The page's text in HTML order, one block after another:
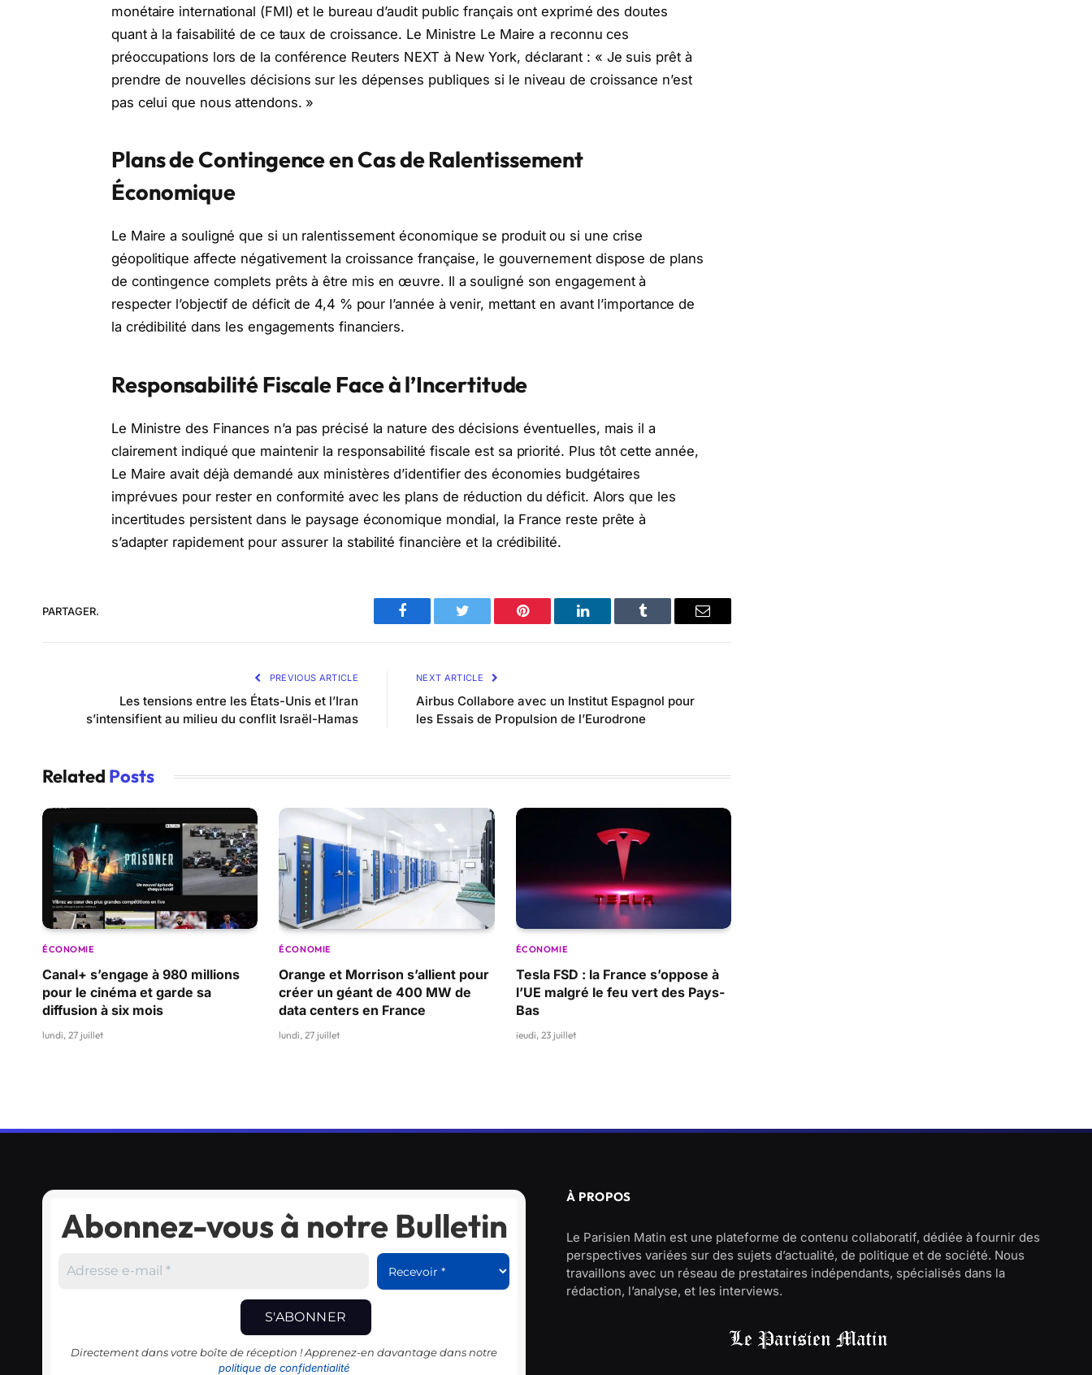
monétaire international (FMI) et le bureau d’audit public français ont exprimé des doutes
quant à la faisabilité de ce taux de croissance. Le Ministre Le Maire a reconnu ces
préoccupations lors de la conférence Reuters NEXT à New York, déclarant : « Je suis prêt à
prendre de nouvelles décisions sur les dépenses publiques si le niveau de croissance n’est
pas celui que nous attendons. »
Plans de Contingence en Cas de Ralentissement
Économique
Le Maire a souligné que si un ralentissement économique se produit ou si une crise
géopolitique affecte négativement la croissance française, le gouvernement dispose de plans
de contingence complets prêts à être mis en œuvre. Il a souligné son engagement à
respecter l’objectif de déficit de 4,4 % pour l’année à venir, mettant en avant l’importance de
la crédibilité dans les engagements financiers.
Responsabilité Fiscale Face à l’Incertitude
Le Ministre des Finances n’a pas précisé la nature des décisions éventuelles, mais il a
clairement indiqué que maintenir la responsabilité fiscale est sa priorité. Plus tôt cette année,
Le Maire avait déjà demandé aux ministères d’identifier des économies budgétaires
imprévues pour rester en conformité avec les plans de réduction du déficit. Alors que les
incertitudes persistent dans le paysage économique mondial, la France reste prête à
s’adapter rapidement pour assurer la stabilité financière et la crédibilité.
PARTAGER.
Facebook Twitter Pinterest LinkedIn Tumblr Email
PREVIOUS ARTICLE
Les tensions entre les États-Unis et l’Iran
s’intensifient au milieu du conflit Israël-Hamas
NEXT ARTICLE
Airbus Collabore avec un Institut Espagnol pour
les Essais de Propulsion de l’Eurodrone
Related Posts
ÉCONOMIE
Canal+ s’engage à 980 millions
pour le cinéma et garde sa
diffusion à six mois
lundi, 27 juillet
ÉCONOMIE
Orange et Morrison s’allient pour
créer un géant de 400 MW de
data centers en France
lundi, 27 juillet
ÉCONOMIE
Tesla FSD : la France s’oppose à
l’UE malgré le feu vert des Pays-
Bas
jeudi, 23 juillet
Abonnez-vous à notre Bulletin
Directement dans votre boîte de réception ! Apprenez-en davantage dans notre
politique de confidentialité
À PROPOS
Le Parisien Matin est une plateforme de contenu collaboratif, dédiée à fournir des
perspectives variées sur des sujets d’actualité, de politique et de société. Nous
travaillons avec un réseau de prestataires indépendants, spécialisés dans la
rédaction, l’analyse, et les interviews.